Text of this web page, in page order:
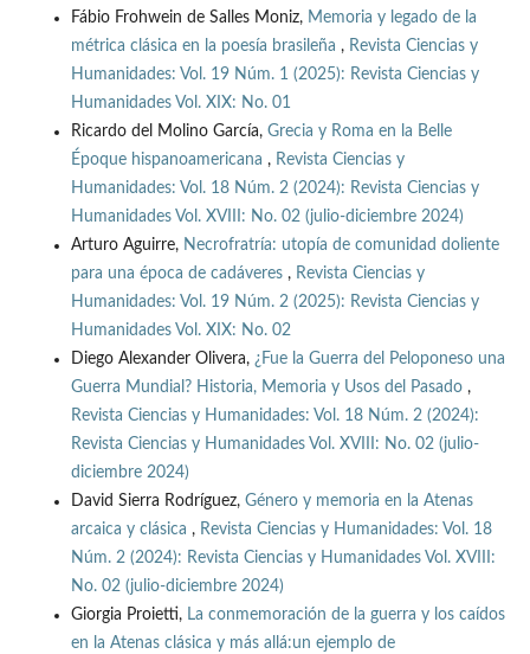
Fábio Frohwein de Salles Moniz, Memoria y legado de la
métrica clásica en la poesía brasileña , Revista Ciencias y
Humanidades: Vol. 19 Núm. 1 (2025): Revista Ciencias y
Humanidades Vol. XIX: No. 01
Ricardo del Molino García, Grecia y Roma en la Belle
Époque hispanoamericana , Revista Ciencias y
Humanidades: Vol. 18 Núm. 2 (2024): Revista Ciencias y
Humanidades Vol. XVIII: No. 02 (julio-diciembre 2024)
Arturo Aguirre, Necrofratría: utopía de comunidad doliente
para una época de cadáveres , Revista Ciencias y
Humanidades: Vol. 19 Núm. 2 (2025): Revista Ciencias y
Humanidades Vol. XIX: No. 02
Diego Alexander Olivera, ¿Fue la Guerra del Peloponeso una
Guerra Mundial? Historia, Memoria y Usos del Pasado ,
Revista Ciencias y Humanidades: Vol. 18 Núm. 2 (2024):
Revista Ciencias y Humanidades Vol. XVIII: No. 02 (julio-
diciembre 2024)
David Sierra Rodríguez, Género y memoria en la Atenas
arcaica y clásica , Revista Ciencias y Humanidades: Vol. 18
Núm. 2 (2024): Revista Ciencias y Humanidades Vol. XVIII:
No. 02 (julio-diciembre 2024)
Giorgia Proietti, La conmemoración de la guerra y los caídos
en la Atenas clásica y más allá:un ejemplo de